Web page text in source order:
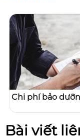
Chi phí bảo
Bài viết